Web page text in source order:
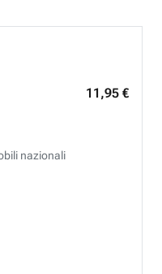
11,95 €
nazionali